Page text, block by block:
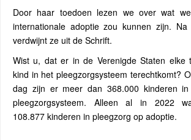
Door haar toedoen lezen we over wat
internationale adoptie zou kunnen zijn. Na
verdwijnt ze uit de Schrift.
Wist u, dat er in de Verenigde Staten elke
kind in het pleegzorgsysteem terechtkomt?
dag zijn er meer dan 368.000 kinderen in
pleegzorgsysteem. Alleen al in 2022
108.877 kinderen in pleegzorg op adoptie.